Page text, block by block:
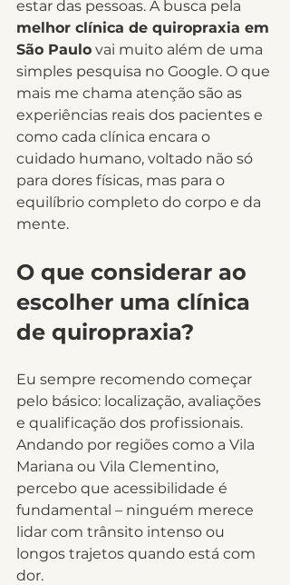
estar das pessoas. A busca pela
melhor clínica de quiropraxia em
São Paulo vai muito além de uma
simples pesquisa no Google. O que
mais me chama atenção são as
experiências reais dos pacientes e
como cada clínica encara o
cuidado humano, voltado não só
para dores físicas, mas para o
equilíbrio completo do corpo e da
mente.
O que considerar ao
escolher uma clínica
de quiropraxia?
Eu sempre recomendo começar
pelo básico: localização, avaliações
e qualificação dos profissionais.
Andando por regiões como a Vila
Mariana ou Vila Clementino,
percebo que acessibilidade é
fundamental – ninguém merece
lidar com trânsito intenso ou
longos trajetos quando está com
dor.